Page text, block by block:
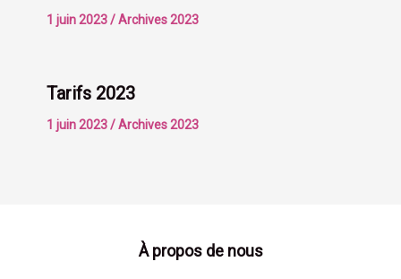
1 juin 2023/Archives 2023
Tarifs 2023
1 juin 2023/Archives 2023
À propos de nous